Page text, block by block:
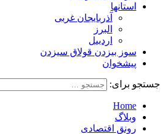
استانها
آذربایجان غربی
البرز
اردبیل
سوز بیزدن قولاق سیزدن
پیشخوان
جستجو برای:
Home
وبلاگ
رونق اقتصادی